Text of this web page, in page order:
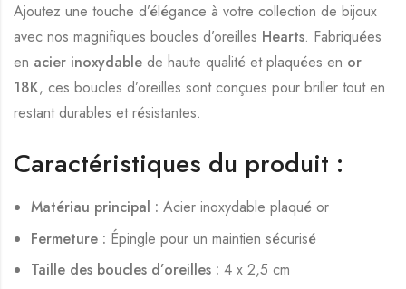
Ajoutez une touche d’élégance à votre collection de bijoux
avec nos magnifiques boucles d’oreilles Hearts. Fabriquées
en acier inoxydable de haute qualité et plaquées en or
18K, ces boucles d’oreilles sont conçues pour briller tout en
restant durables et résistantes.
Caractéristiques du produit :
Matériau principal : Acier inoxydable plaqué or
Fermeture : Épingle pour un maintien sécurisé
Taille des boucles d’oreilles : 4 x 2,5 cm